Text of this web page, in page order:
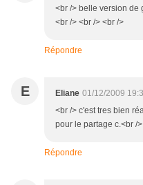
<br /> belle version de
<br /> <br /> <br />
Répondre
E Eliane 01/12/2009
<br /> c'est tres bien
pour le partage c.<br /
Répondre